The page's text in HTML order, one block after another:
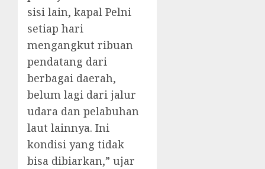
sisi lain, kapal Pelni
setiap hari
mengangkut ribuan
pendatang dari
berbagai daerah,
belum lagi dari jalur
udara dan pelabuhan
laut lainnya. Ini
kondisi yang tidak
bisa dibiarkan,” ujar